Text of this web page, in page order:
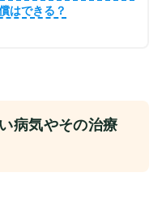
はできる？
病気やその治療